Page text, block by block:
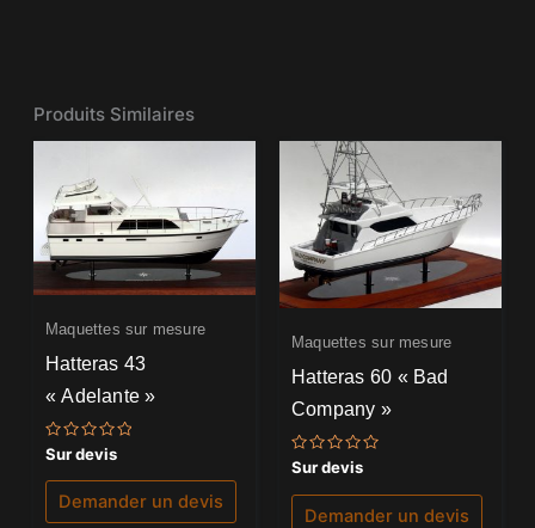
Produits Similaires
Maquettes sur mesure
Hatteras 43
« Adelante »
Note
0
sur
Sur devis
Demander un devis
Maquettes sur mesure
Hatteras 60 « Bad
Company »
Note
0
sur
Sur devis
Demander un devis